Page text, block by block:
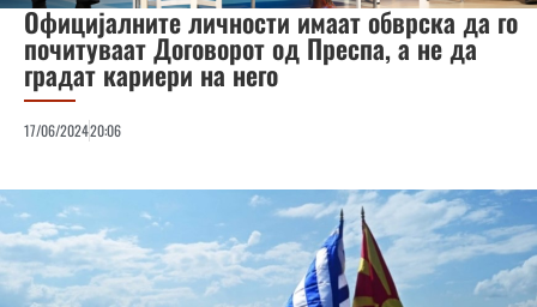
Официјалните личности имаат обврска да го
почитуваат Договорот од Преспа, а не да
градат кариери на него
17/06/202420:06